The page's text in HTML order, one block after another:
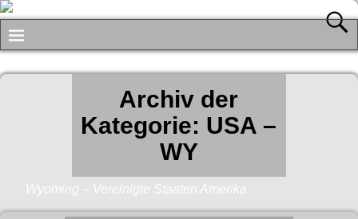
Archiv der
Kategorie: USA –
WY
Wyoming – Vereinigte Staaten Amerika